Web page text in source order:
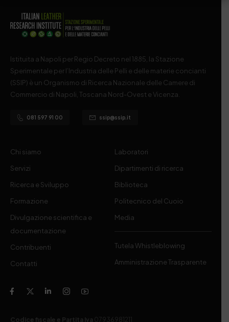
Istituita a Napoli per Regio Decreto nel 1885, la Stazione
Sperimentale per l’Industria delle Pelli e delle materie concianti
(SSIP) è un Organismo di Ricerca Nazionale delle Camere di
Commercio di Napoli, Toscana Nord-Ovest e Vicenza.
081 597 91 00 ssip@ssip.it
Chi siamo
Servizi
Ricerca e Sviluppo
Formazione
Divulgazione scientifica e
documentazione
Contribuenti
Contatti
Laboratori
Dipartimenti di ricerca
Biblioteca
Politecnico del Cuoio
Media
Tutela Whistleblowing
Amministrazione Trasparente
Codice fiscale e Partita Iva 07936981211